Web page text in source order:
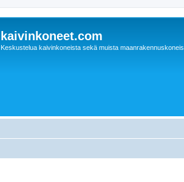
kaivinkoneet.com
Keskustelua kaivinkoneista sekä muista